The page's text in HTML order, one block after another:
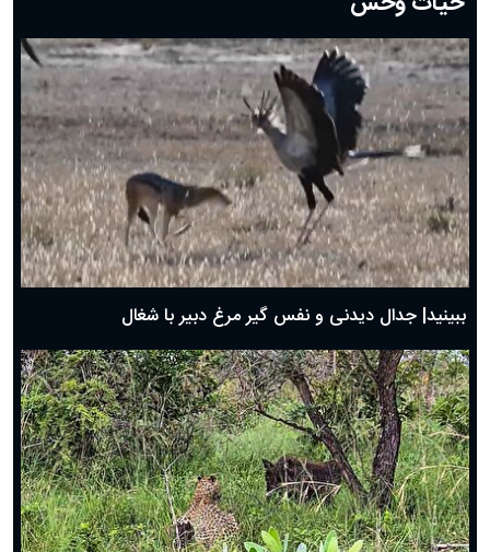
دعای روز هشتم ماه مبارک رمضان؛ ۷ اسفند ماه ۱۴۰۴
دعای روز هفتم ماه رمضان؛ ۶ اسفند ۱۴۰۴
دعای روز ششم ماه رمضان؛ ۵ اسفند ۱۴۰۴
دعای روز پنجم ماه رمضان؛ ۴ اسفند ۱۴۰۴
دعای روز چهارم ماه مبارک رمضان؛ ۳ اسفند ۱۴۰۴
دعای روز سوم ماه مبارک رمضان؛ ۱۴ اسفند ۱۴۰۴
دعای روز دوم ماه مبارک رمضان ۱ اسفند ماه ۱۴۰۴
دعای روز اول ماه مبارک رمضان، ۳۰ بهمن ۱۴۰۴
حضرت زینب(س) چگونه از دنیا رفت؟
بهترین پیامک تبریک روز پدر ۱۴۰۴؛ جملات زیبا و صمیمانه
ببینید| جدال دیدنی و نفس گیر مرغ دبیر با شغال